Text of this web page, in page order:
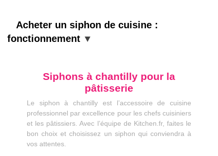
Siphons à chantilly pour la
pâtisserie
Le siphon à chantilly est l’accessoire de cuisine
professionnel par excellence pour les chefs cuisiniers
et les pâtissiers. Avec l’équipe de Kitchen.fr, faites le
bon choix et choisissez un siphon qui conviendra à
vos attentes.
Acheter un siphon de cuisine :
fonctionnement